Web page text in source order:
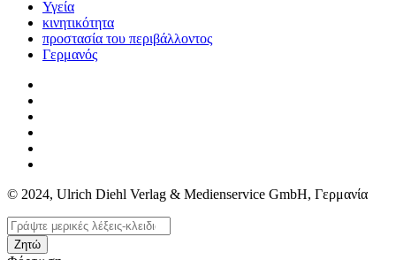
Υγεία
κινητικότητα
προστασία του περιβάλλοντος
Γερμανός
© 2024, Ulrich Diehl Verlag & Medienservice GmbH, Γερμανία
Ζητώ